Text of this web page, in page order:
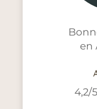
en
4,2/